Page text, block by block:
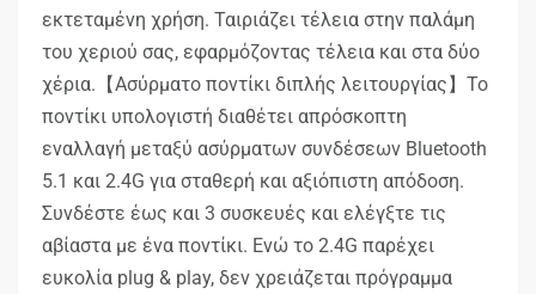
εκτεταμένη χρήση. Ταιριάζει τέλεια στην παλάμη
του χεριού σας, εφαρμόζοντας τέλεια και στα δύο
χέρια.【Ασύρματο ποντίκι διπλής λειτουργίας】Το
ποντίκι υπολογιστή διαθέτει απρόσκοπτη
εναλλαγή μεταξύ ασύρματων συνδέσεων Bluetooth
5.1 και 2.4G για σταθερή και αξιόπιστη απόδοση.
Συνδέστε έως και 3 συσκευές και ελέγξτε τις
αβίαστα με ένα ποντίκι. Ενώ το 2.4G παρέχει
ευκολία plug & play, δεν χρειάζεται πρόγραμμα